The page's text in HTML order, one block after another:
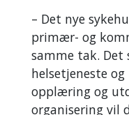
– Det nye
primær- og
samme tak. Det
helsetjeneste
opplæring og
organisering vil